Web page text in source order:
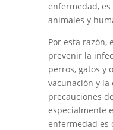
enfermedad,
animales y
Por esta razón,
prevenir la
perros, gatos y
vacunación y la
precauciones
especialmente
enfermedad es